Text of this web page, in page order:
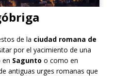
de la ciudad romana de
por el yacimiento de una
en Sagunto o como en
antiguas urges romanas que